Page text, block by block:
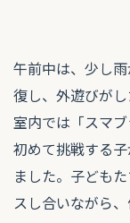
午前中は、少し
復し、外遊びが
室内では「スマ
初めて挑戦する
ました。子ども
スし合いながら